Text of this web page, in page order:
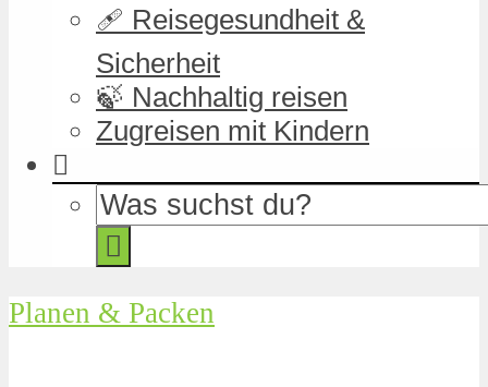
🩹 Reisegesundheit &
Sicherheit
🍃 Nachhaltig reisen
Zugreisen mit Kindern
Planen & Packen